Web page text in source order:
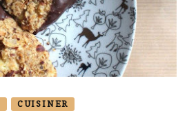
CUISINER